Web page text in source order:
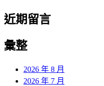
近期留言
彙整
2026 年 8 月
2026 年 7 月